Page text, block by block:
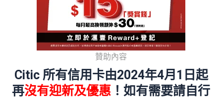
贊助內容
Citic 所有信用卡由2024年4月1日起
再沒有迎新及優惠 ！如有需要請自行